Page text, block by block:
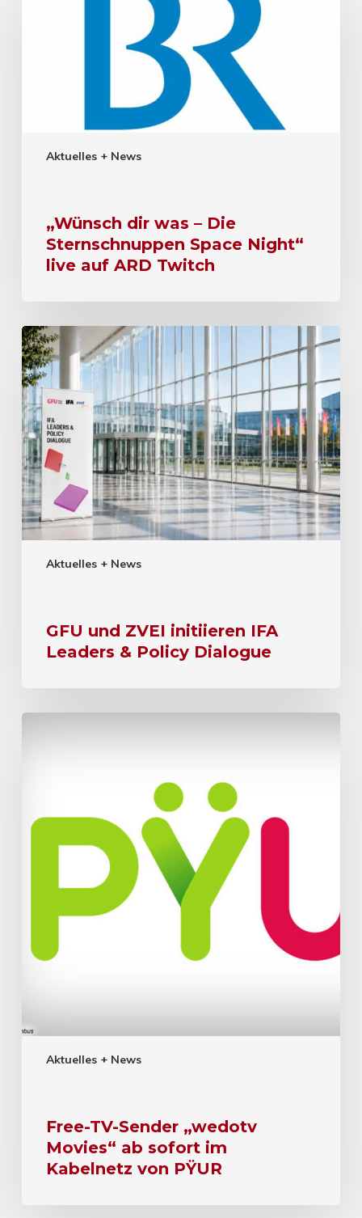
Aktuelles + News
„Wünsch dir was – Die
Sternschnuppen Space Night“
live auf ARD Twitch
Aktuelles + News
GFU und ZVEI initiieren IFA
Leaders & Policy Dialogue
Aktuelles + News
Free-TV-Sender „wedotv
Movies“ ab sofort im
Kabelnetz von PŸUR